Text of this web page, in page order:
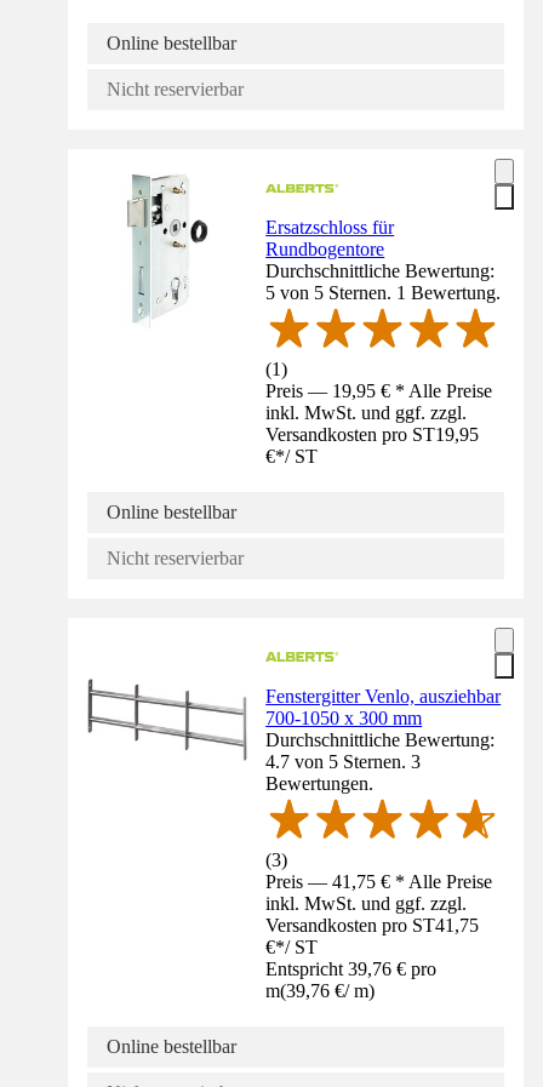
Online bestellbar
Nicht reservierbar
Ersatzschloss für
Rundbogentore
Durchschnittliche Bewertung:
5 von 5 Sternen. 1 Bewertung.
(1)
Preis — 19,95 € * Alle Preise
inkl. MwSt. und ggf. zzgl.
Versandkosten pro ST19,95
€*/ ST
Online bestellbar
Nicht reservierbar
Fenstergitter Venlo, ausziehbar
700-1050 x 300 mm
Durchschnittliche Bewertung:
4.7 von 5 Sternen. 3
Bewertungen.
(3)
Preis — 41,75 € * Alle Preise
inkl. MwSt. und ggf. zzgl.
Versandkosten pro ST41,75
€*/ ST
Entspricht 39,76 € pro
m(39,76 €/ m)
Online bestellbar